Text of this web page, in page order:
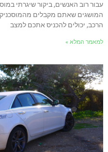
עבור רוב האנשים, ביקור שיגרתי
המושגים שאתם מקבלים
הרכב, יכולים להכניס אתכם למצב
למאמר המלא »